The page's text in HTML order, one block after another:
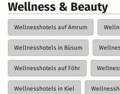
Wellness & Beauty
Wellnesshotels auf Amrum
Wellnesshotels in Büsum
Wellnesshotels auf Föhr
Wellnesshotels in Kiel